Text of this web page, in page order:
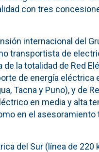
con tres
internacional del
transportista de
la totalidad de Red
de energía eléctrica
Tacna y Puno), y de
en media y alta
en el asesoramiento
del Sur (línea de 220